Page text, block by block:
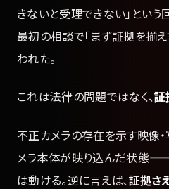
きないと受理できない」という
最初の相談で「まず証拠を揃え
われた。
これは法律の問題ではなく、証
不正カメラの存在を示す映像
メラ本体が映り込んだ状態
は動ける。逆に言えば、証拠さ